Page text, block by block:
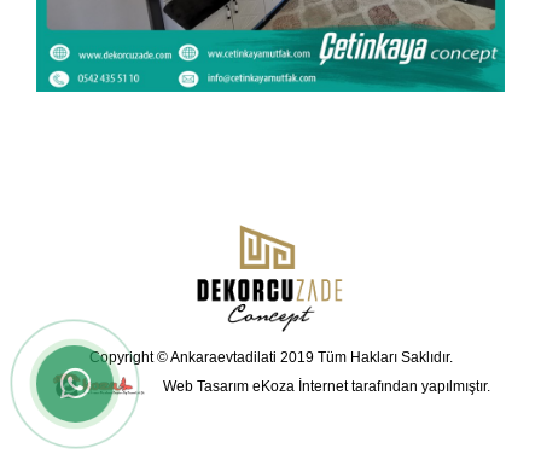
Copyright © Ankaraevtadilati 2019 Tüm Hakları Saklıdır.
Web TasarımeKoza İnternet tarafından yapılmıştır.